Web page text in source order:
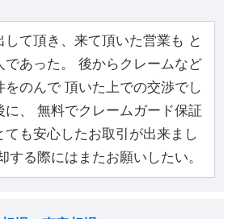
て頂き、来て頂いた営業も と
であった。 後からクレームなど
をのんで 頂いた上での交渉でし
に、 無料でクレームガード保証
ても安心したお取引が出来まし
する際にはまたお願いしたい。